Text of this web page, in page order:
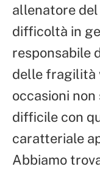
allenatore del
difficoltà in
responsabile
delle fragilità
occasioni non
difficile con
caratteriale
Abbiamo